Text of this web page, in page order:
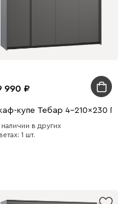
зеркал
990
купе Тебар 4-210x230
в других
1 шт.